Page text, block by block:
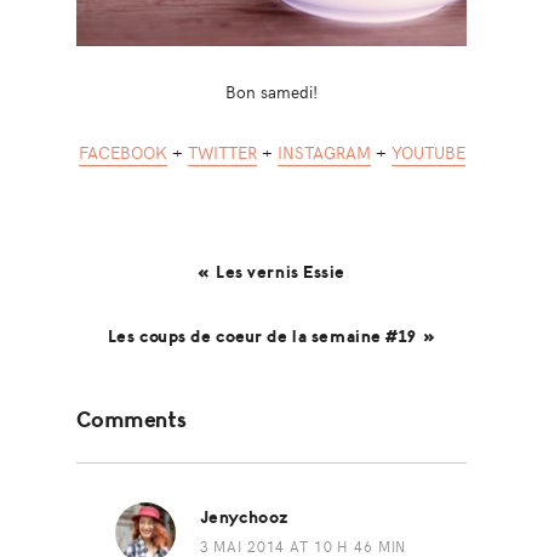
Bon samedi!
FACEBOOK+ TWITTER+ INSTAGRAM + YOUTUBE
« Les vernis Essie
Les coups de coeur de la semaine #19 »
Interactions
Comments
Jenychooz
3 MAI 2014 AT 10 H 46 MIN